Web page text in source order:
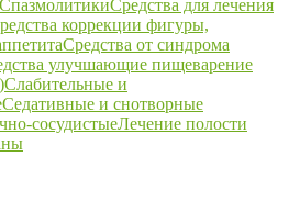
СпазмолитикиСредства для лечения
коррекции фигуры,
Средства от синдрома
улучшающие пищеварение
Слабительные и
Седативные и снотворные
сосудистыеЛечение полости